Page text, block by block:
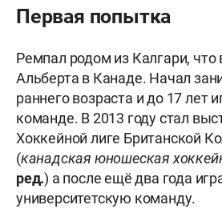
Первая попытка
Ремпал родом из Калгари, что
Альберта в Канаде. Начал
раннего возраста и до 17 лет
команде. В 2013 году стал
Хоккейной лиге Британской
(канадская юношеская
ред.) а после ещё два года
университетскую команду.